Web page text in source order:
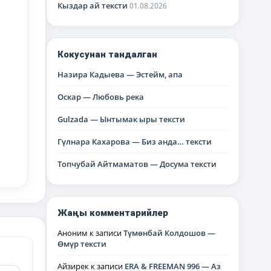
Кыздар ай тексти 01.08.2026
Кокусунан тандалган
Назира Кадыева — Эстейм, апа
Оскар — Любовь река
Gulzada — Ынтымак ыры тексти
Гүлнара Кахарова — Биз анда… тексти
Топчубай Айтмаматов — Досума тексти
Жаңы комментарийлер
Аноним к записиТүмөнбай Колдошов —
Өмүр тексти
Айзирек к записи ERA & FREEMAN 996 — Аз